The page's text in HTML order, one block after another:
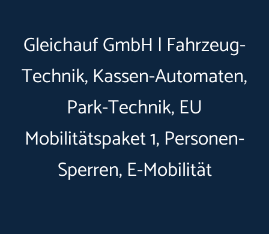
Gleichauf GmbH | Fahrzeug-
Technik, Kassen-Automaten,
Park-Technik, EU
Mobilitätspaket 1, Personen-
Sperren, E-Mobilität